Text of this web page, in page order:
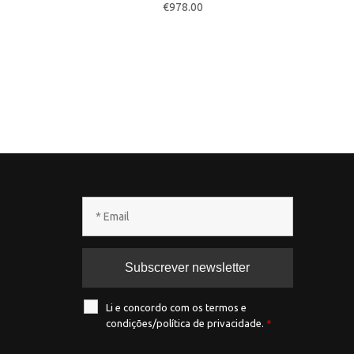
€978.00
Li e concordo com os termos e
condições/política de privacidade. *